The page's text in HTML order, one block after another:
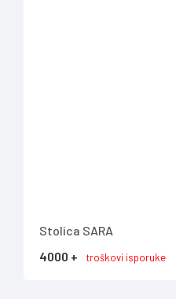
Stolica SARA
4000 +
troškovi isporuke